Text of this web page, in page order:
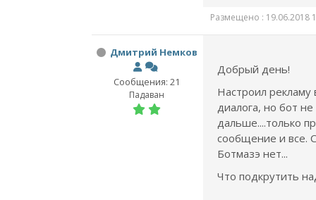
Размещено : 19.06.2018
Дмитрий Немков
Сообщения: 21
Падаван
Добрый день!
Настроил
диалога, но бот не
дальше....только
сообщение и все.
Ботмазэ нет...
Что подкрутить